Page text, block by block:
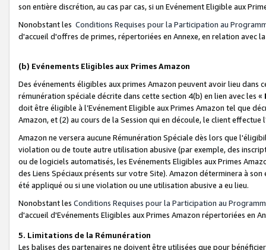
son entière discrétion, au cas par cas, si un Evénement Eligible aux
Nonobstant les Conditions Requises pour la Participation au
d'accueil d'offres de primes, répertoriées en Annexe, en relation avec
(b) Evénements Eligibles aux Primes Amazon
Des événements éligibles aux primes Amazon peuvent avoir lieu dans
rémunération spéciale décrite dans cette section 4(b) en lien avec les «
doit être éligible à l’Evénement Eligible aux Primes Amazon tel que
Amazon, et (2) au cours de la Session qui en découle, le client
Amazon ne versera aucune Rémunération Spéciale dès lors que
violation ou de toute autre utilisation abusive (par exemple, des
ou de logiciels automatisés, les Evénements Eligibles aux Primes
des Liens Spéciaux présents sur votre Site). Amazon déterminera à
été appliqué ou si une violation ou une utilisation abusive a eu lieu.
Nonobstant les Conditions Requises pour la Participation au
d'accueil d'Evénements Eligibles aux Primes Amazon répertoriées en
5. Limitations de la Rémunération
Les balises des partenaires ne doivent être utilisées que pour